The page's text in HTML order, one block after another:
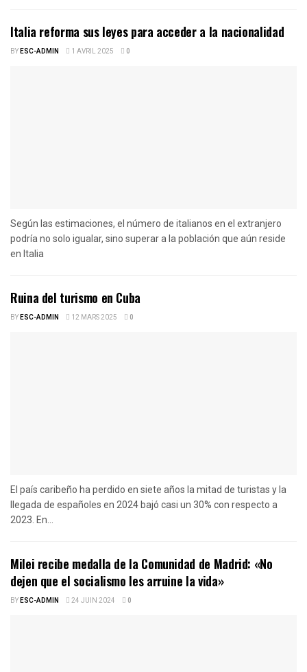
Italia reforma sus leyes para acceder a la nacionalidad
BYESC-ADMIN 1 AVRIL 2025 0
Según las estimaciones, el número de italianos en el extranjero
podría no solo igualar, sino superar a la población que aún reside
en Italia
Ruina del turismo en Cuba
BYESC-ADMIN 12 MARS 2025 0
El país caribeño ha perdido en siete años la mitad de turistas y la
llegada de españoles en 2024 bajó casi un 30% con respecto a
2023. En...
Milei recibe medalla de la Comunidad de Madrid: «No
dejen que el socialismo les arruine la vida»
BYESC-ADMIN 24 JUIN 2024 0